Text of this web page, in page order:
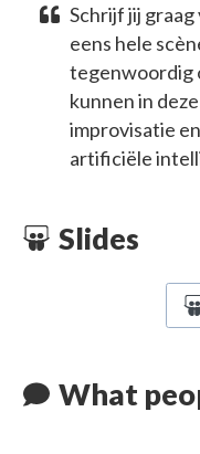
Schrijf jij
eens hele
tegenwoordig
kunnen in
improvisatie
artificiële
Slides
What